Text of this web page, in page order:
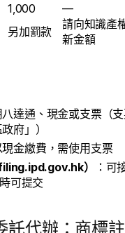
1,000
—
另加罰款
請向知識產
新金額
八達通、現金或支票（
府」）
現金繳費，需使用支票
）
：可
可提交
託代辦：商標